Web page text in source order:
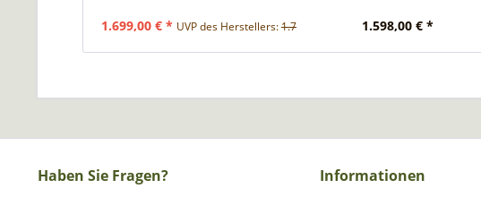
1.699,00 € * UVP des Herstellers:1.780,00 € * 1.598,00 € *
Haben Sie Fragen? Informationen